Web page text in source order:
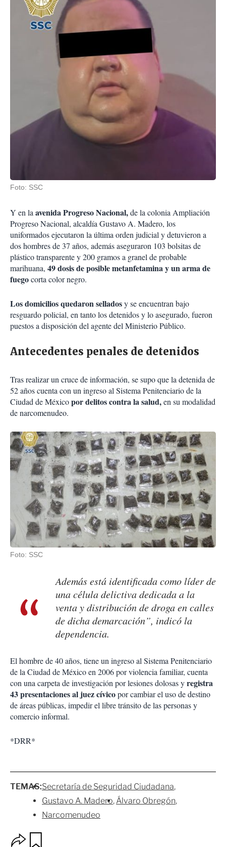
Foto: SSC
Y en laavenida Progreso Nacional,de la colonia Ampliación
Progreso Nacional, alcaldía Gustavo A. Madero, los
uniformados ejecutaron la última orden judicial y detuvieron a
dos hombres de 37 años, además aseguraron 103 bolsitas de
plástico transparente y 200 gramos a granel de probable
marihuana, 49 dosis de posible metanfetamina y un arma de
fuegocorta color negro.
Los domicilios quedaron selladosy se encuentran bajo
resguardo policial, en tanto los detenidos y lo asegurado, fueron
puestos a disposición del agente del Ministerio Público.
Antecedentes penales de detenidos
Tras realizar un cruce de información, se supo que la detenida de
52 años cuenta con un ingreso al Sistema Penitenciario de la
Ciudad de Méxicopordelitoscontra lasalud,en su modalidad
de narcomenudeo.
Foto: SSC
Además está identificada como líder de
una célula delictiva dedicada a la
venta y distribución de droga en calles
de dicha demarcación”, indicó la
dependencia.
El hombre de 40 años, tiene un ingreso al Sistema Penitenciario
de la Ciudad de México en 2006 por violencia familiar, cuenta
con una carpeta de investigación por lesiones dolosas yregistra
43 presentaciones al juezcívicopor cambiar el uso de destino
de áreas públicas, impedir el libre tránsito de las personas y
comercio informal.
*DRR*
TEMAS:Secretaría de Seguridad Ciudadana
Gustavo A. Madero Álvaro Obregón
Narcomenudeo